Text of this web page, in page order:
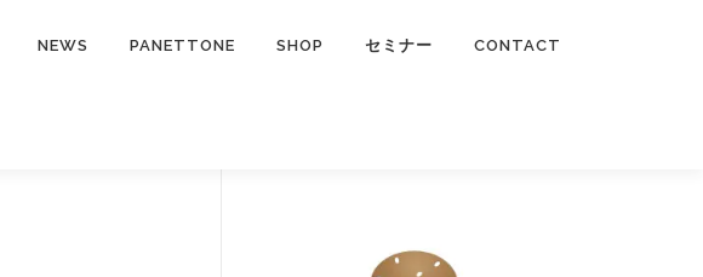
NEWS PANETTONE SHOP セミナー CONTACT